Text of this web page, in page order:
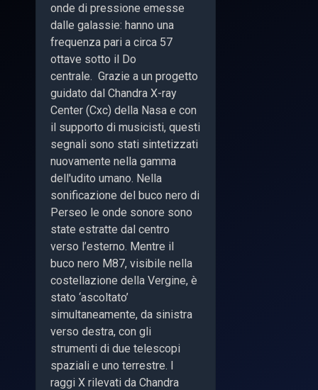
onde di pressione emesse
dalle galassie: hanno una
frequenza pari a circa 57
ottave sotto il Do
centrale. Grazie a un progetto
guidato dal Chandra X-ray
Center (Cxc) della Nasa e con
il supporto di musicisti, questi
segnali sono stati sintetizzati
nuovamente nella gamma
dell'udito umano. Nella
sonificazione del buco nero di
Perseo le onde sonore sono
state estratte dal centro
verso l’esterno. Mentre il
buco nero M87, visibile nella
costellazione della Vergine, è
stato ‘ascoltato’
simultaneamente, da sinistra
verso destra, con gli
strumenti di due telescopi
spaziali e uno terrestre. I
raggi X rilevati da Chandra